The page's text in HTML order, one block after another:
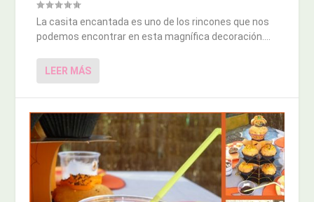
La casita encantada es uno de los rincones que nos
podemos encontrar en esta magnífica decoración....
LEER MÁS